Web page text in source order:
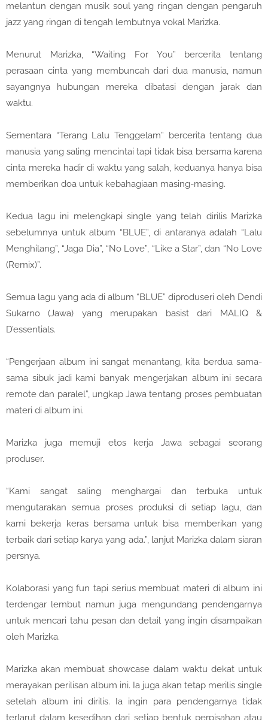
melantun dengan musik soul yang ringan dengan pengaruh
jazz yang ringan di tengah lembutnya vokal Marizka.
Menurut Marizka, “Waiting For You” bercerita tentang
perasaan cinta yang membuncah dari dua manusia, namun
sayangnya hubungan mereka dibatasi dengan jarak dan
waktu.
Sementara “Terang Lalu Tenggelam” bercerita tentang dua
manusia yang saling mencintai tapi tidak bisa bersama karena
cinta mereka hadir di waktu yang salah, keduanya hanya bisa
memberikan doa untuk kebahagiaan masing-masing.
Kedua lagu ini melengkapi single yang telah dirilis Marizka
sebelumnya untuk album “BLUE”, di antaranya adalah “Lalu
Menghilang”, “Jaga Dia”, “No Love”, “Like a Star”, dan “No Love
(Remix)”.
Semua lagu yang ada di album “BLUE” diproduseri oleh Dendi
Sukarno (Jawa) yang merupakan basist dari MALIQ &
D’essentials.
“Pengerjaan album ini sangat menantang, kita berdua sama-
sama sibuk jadi kami banyak mengerjakan album ini secara
remote dan paralel”, ungkap Jawa tentang proses pembuatan
materi di album ini.
Marizka juga memuji etos kerja Jawa sebagai seorang
produser.
“Kami sangat saling menghargai dan terbuka untuk
mengutarakan semua proses produksi di setiap lagu, dan
kami bekerja keras bersama untuk bisa memberikan yang
terbaik dari setiap karya yang ada.”, lanjut Marizka dalam siaran
persnya.
Kolaborasi yang fun tapi serius membuat materi di album ini
terdengar lembut namun juga mengundang pendengarnya
untuk mencari tahu pesan dan detail yang ingin disampaikan
oleh Marizka.
Marizka akan membuat showcase dalam waktu dekat untuk
merayakan perilisan album ini. Ia juga akan tetap merilis single
setelah album ini dirilis. Ia ingin para pendengarnya tidak
terlarut dalam kesedihan dari setiap bentuk perpisahan atau